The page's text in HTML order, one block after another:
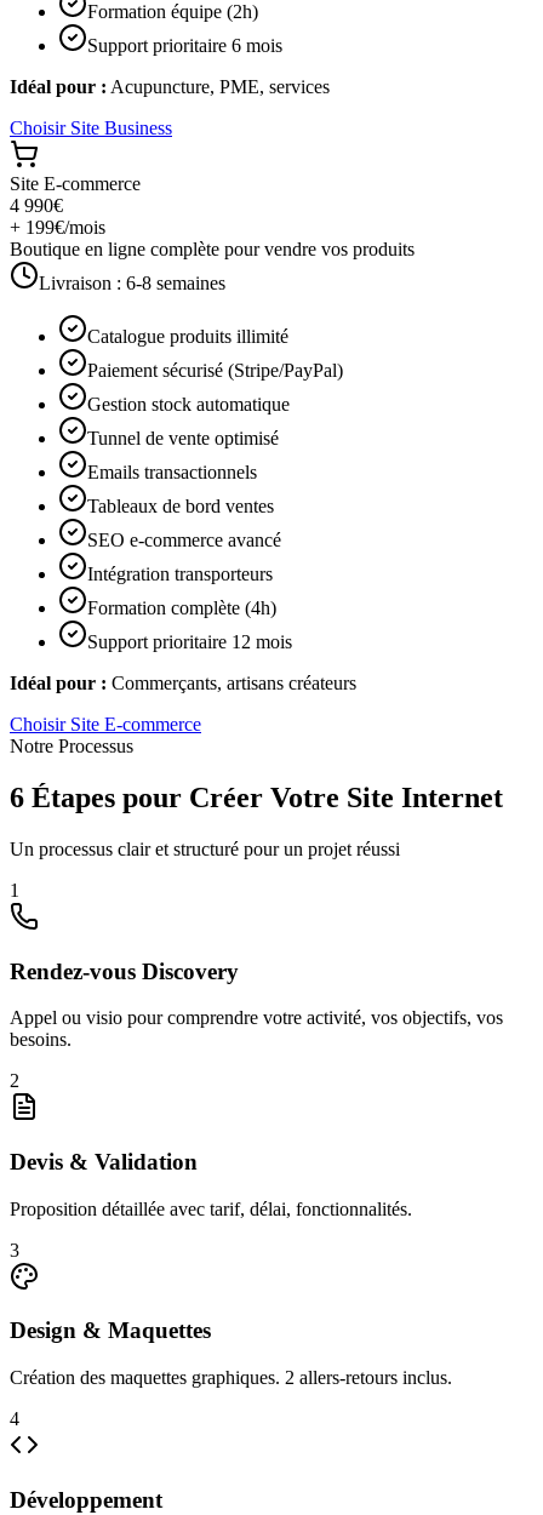
Formation équipe (2h)
Support prioritaire 6 mois
Idéal pour : Acupuncture, PME, services
Choisir Site Business
Site E-commerce
4 990€
+ 199€/mois
Boutique en ligne complète pour vendre vos produits
Livraison : 6-8 semaines
Catalogue produits illimité
Paiement sécurisé (Stripe/PayPal)
Gestion stock automatique
Tunnel de vente optimisé
Emails transactionnels
Tableaux de bord ventes
SEO e-commerce avancé
Intégration transporteurs
Formation complète (4h)
Support prioritaire 12 mois
Idéal pour : Commerçants, artisans créateurs
Choisir Site E-commerce
Notre Processus
6 Étapes pour Créer Votre Site Internet
Un processus clair et structuré pour un projet réussi
1
Rendez-vous Discovery
Appel ou visio pour comprendre votre activité, vos objectifs, vos
besoins.
2
Devis & Validation
Proposition détaillée avec tarif, délai, fonctionnalités.
3
Design & Maquettes
Création des maquettes graphiques. 2 allers-retours inclus.
4
Développement